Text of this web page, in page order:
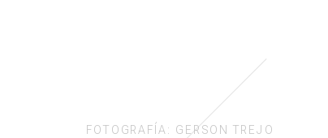
FOTOGRAFÍA: GERSON TREJO